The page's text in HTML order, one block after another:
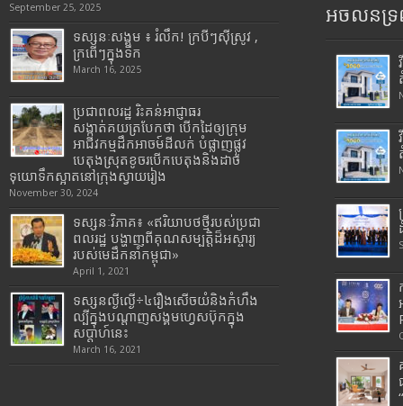
September 25, 2025
ទស្សនៈសង្គម ៖ រំលឹក! ក្របីៗស៊ីស្រូវ ,
ក្រពើៗក្នុងទឹក
March 16, 2025
ប្រជាពលរដ្ឋ រិះគន់អាជ្ញាធរ
សង្កាត់គយត្របែកថា បើកដៃឲ្យក្រុម
អាជីវកម្មដឹកអាចម៍ដីលក់ បំផ្លាញផ្លូវ
បេតុងស្រុតខូចរបើកបេតុងនិងដាច់
ទុយោទឹកស្អាតនៅក្រុងស្វាយរៀង
November 30, 2024
ទស្សនៈវិភាគ៖ «ឥរិយាបថថ្មីរបស់ប្រជា
ពលរដ្ឋ បង្ហាញពីគុណសម្បត្តិដ៏អស្ចារ្យ
របស់មេដឹកនាំកម្ពុជា»
April 1, 2021
ទស្សនល្ងីល្ងើ÷៤រឿងសើចយំនិងកំហឹង
ល្បីក្នុងបណ្តាញសង្គមហ្វេសប៊ុកក្នុង
សប្តាហ៍នេះ
March 16, 2021
អចលនទ្រ